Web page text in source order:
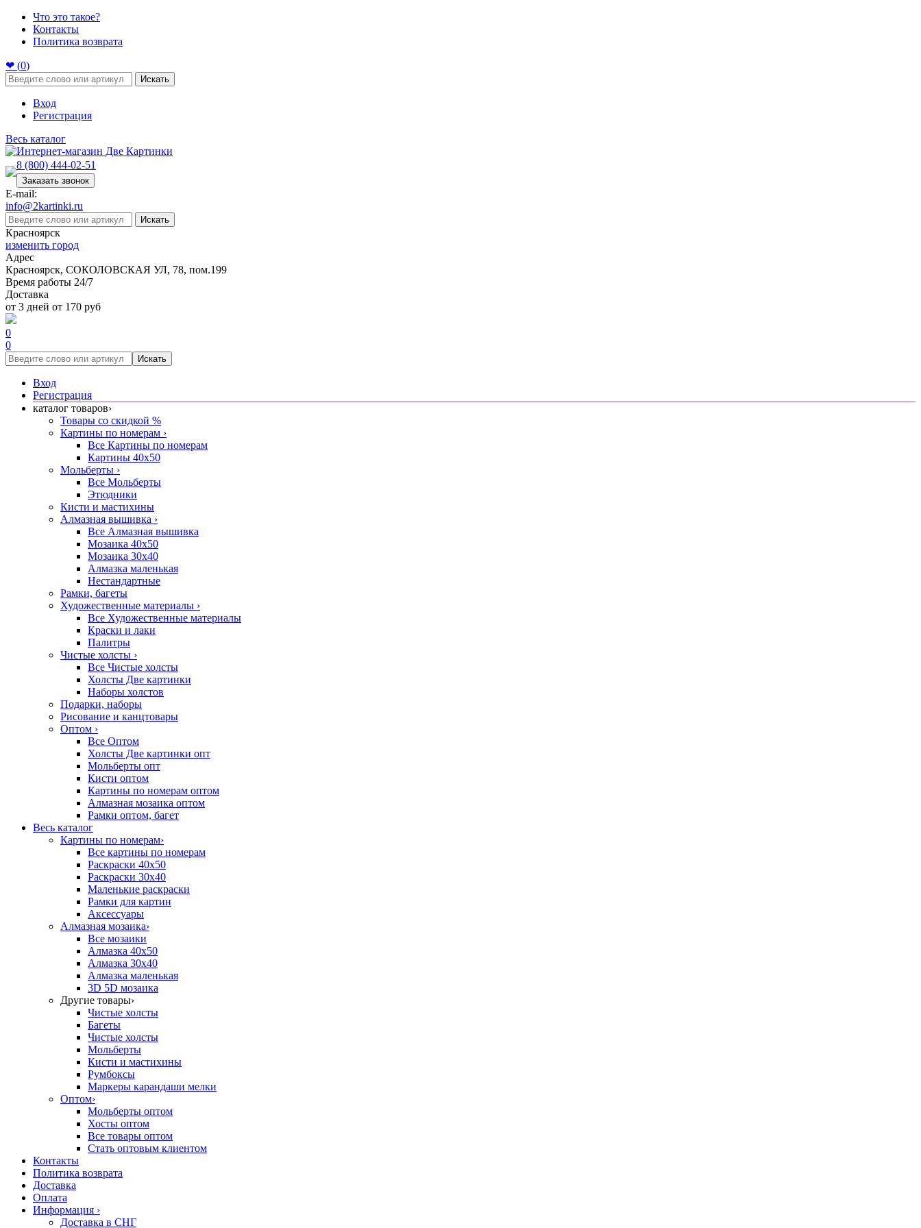
Что это такое?
Контакты
Политика возврата
❤ (0)
Искать
Вход
Регистрация
Весь каталог
8 (800) 444-02-51
Заказать звонок
E-mail:
info@2kartinki.ru
Искать
Красноярск
изменить город
Адрес
Красноярск, СОКОЛОВСКАЯ УЛ, 78, пом.199
Время работы 24/7
Доставка
от 3 дней от 170 руб
0
0
Искать
Вход
Регистрация
каталог товаров›
Товары со скидкой %
Картины по номерам ›
Все Картины по номерам
Картины 40x50
Мольберты ›
Все Мольберты
Этюдники
Кисти и мастихины
Алмазная вышивка ›
Все Алмазная вышивка
Мозаика 40x50
Мозаика 30x40
Алмазка маленькая
Нестандартные
Рамки, багеты
Художественные материалы ›
Все Художественные материалы
Краски и лаки
Палитры
Чистые холсты ›
Все Чистые холсты
Холсты Две картинки
Наборы холстов
Подарки, наборы
Рисование и канцтовары
Оптом ›
Все Оптом
Холсты Две картинки опт
Мольберты опт
Кисти оптом
Картины по номерам оптом
Алмазная мозаика оптом
Рамки оптом, багет
Весь каталог
Картины по номерам›
Все картины по номерам
Раскраски 40х50
Раскраски 30х40
Маленькие раскраски
Рамки для картин
Аксессуары
Алмазная мозаика›
Все мозаики
Алмазка 40х50
Алмазка 30х40
Алмазка маленькая
3D 5D мозаика
Другие товары›
Чистые холсты
Багеты
Чистые холсты
Мольберты
Кисти и мастихины
Румбоксы
Маркеры карандаши мелки
Оптом›
Мольберты оптом
Хосты оптом
Все товары оптом
Стать оптовым клиентом
Контакты
Политика возврата
Доставка
Оплата
Информация ›
Доставка в СНГ